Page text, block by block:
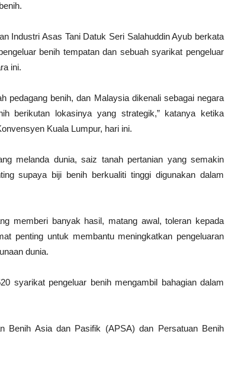
Industri Asas Tani Datuk Seri Salahuddin Ayub berkata
benih tempatan dan sebuah syarikat pengeluar
ini.
pedagang benih, dan Malaysia dikenali sebagai negara
berikutan lokasinya yang strategik,” katanya ketika
Kuala Lumpur, hari ini.
melanda dunia, saiz tanah pertanian yang semakin
supaya biji benih berkualiti tinggi digunakan dalam
memberi banyak hasil, matang awal, toleran kepada
penting untuk membantu meningkatkan pengeluaran
dunia.
syarikat pengeluar benih mengambil bahagian dalam
Benih Asia dan Pasifik (APSA) dan Persatuan Benih